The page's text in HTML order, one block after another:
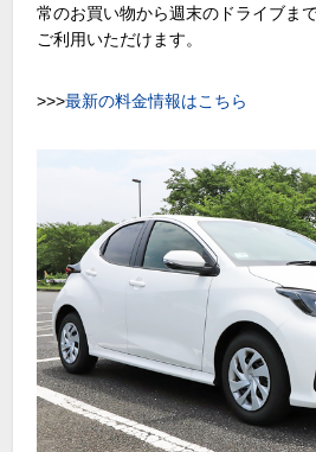
常のお買い物から週末のドライブま
ご利用いただけます。
>>>最新の料金情報はこちら